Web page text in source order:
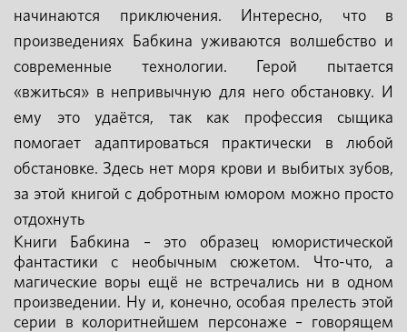
начинаются приключения. Интересно, что в
произведениях Бабкина уживаются волшебство и
современные технологии. Герой пытается
«вжиться» в непривычную для него обстановку. И
ему это удаётся, так как профессия сыщика
помогает адаптироваться практически в любой
обстановке. Здесь нет моря крови и выбитых зубов,
за этой книгой с добротным юмором можно просто
отдохнуть
Книги Бабкина – это образец юмористической
фантастики с необычным сюжетом. Что-что, а
магические воры ещё не встречались ни в одном
произведении. Ну и, конечно, особая прелесть этой
серии в колоритнейшем персонаже – говорящем